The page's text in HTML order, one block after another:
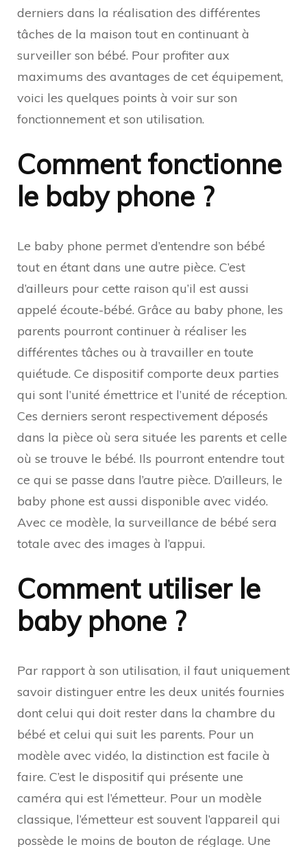
derniers dans la réalisation des différentes
tâches de la maison tout en continuant à
surveiller son bébé. Pour profiter aux
maximums des avantages de cet équipement,
voici les quelques points à voir sur son
fonctionnement et son utilisation.
Comment fonctionne
le baby phone ?
Le baby phone permet d’entendre son bébé
tout en étant dans une autre pièce. C’est
d’ailleurs pour cette raison qu’il est aussi
appelé écoute-bébé. Grâce au baby phone, les
parents pourront continuer à réaliser les
différentes tâches ou à travailler en toute
quiétude. Ce dispositif comporte deux parties
qui sont l’unité émettrice et l’unité de réception.
Ces derniers seront respectivement déposés
dans la pièce où sera située les parents et celle
où se trouve le bébé. Ils pourront entendre tout
ce qui se passe dans l’autre pièce. D’ailleurs, le
baby phone est aussi disponible avec vidéo.
Avec ce modèle, la surveillance de bébé sera
totale avec des images à l’appui.
Comment utiliser le
baby phone ?
Par rapport à son utilisation, il faut uniquement
savoir distinguer entre les deux unités fournies
dont celui qui doit rester dans la chambre du
bébé et celui qui suit les parents. Pour un
modèle avec vidéo, la distinction est facile à
faire. C’est le dispositif qui présente une
caméra qui est l’émetteur. Pour un modèle
classique, l’émetteur est souvent l’appareil qui
possède le moins de bouton de réglage. Une